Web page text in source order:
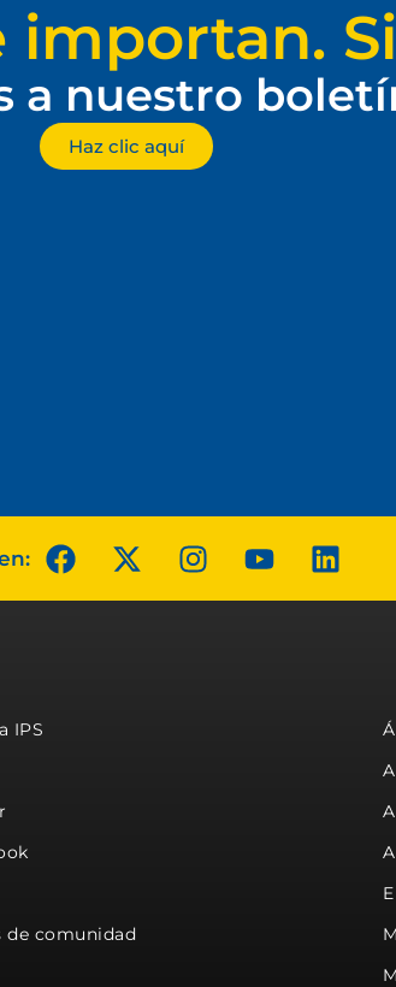
importan.
a nuestro
Haz clic aquí
IPS
de comunidad